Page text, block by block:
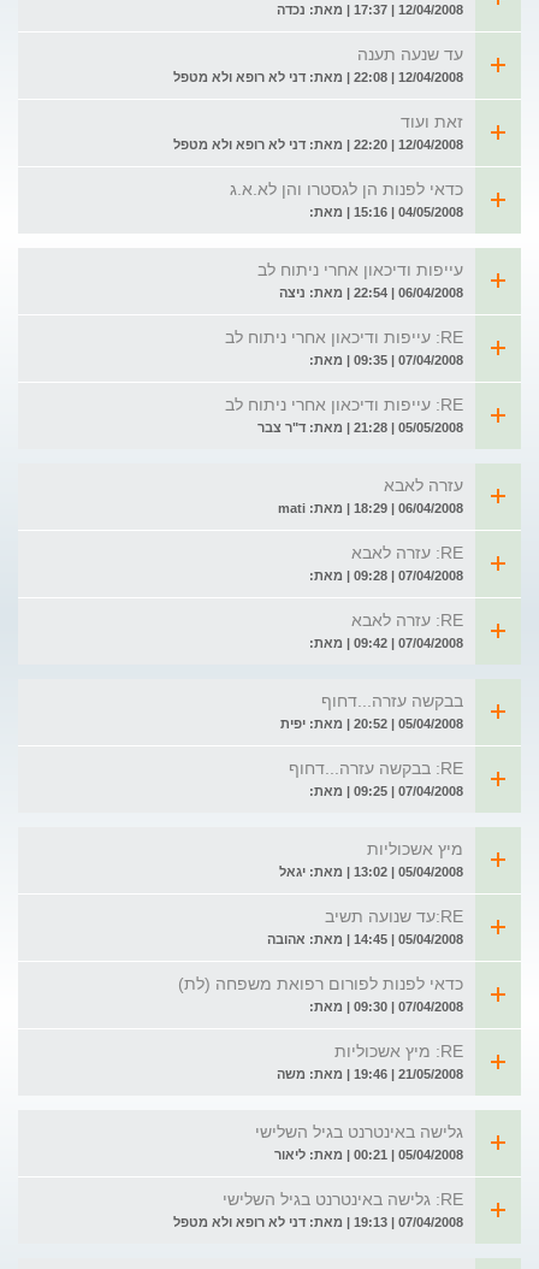
12/04/2008 | 17:37 | מאת: נכדה
עד שנעה תענה
12/04/2008 | 22:08 | מאת: דני לא רופא ולא מטפל
זאת ועוד
12/04/2008 | 22:20 | מאת: דני לא רופא ולא מטפל
כדאי לפנות הן לגסטרו והן לא.א.ג
04/05/2008 | 15:16 | מאת:
עייפות ודיכאון אחרי ניתוח לב
06/04/2008 | 22:54 | מאת: ניצה
RE: עייפות ודיכאון אחרי ניתוח לב
07/04/2008 | 09:35 | מאת:
RE: עייפות ודיכאון אחרי ניתוח לב
05/05/2008 | 21:28 | מאת: ד"ר צבר
עזרה לאבא
06/04/2008 | 18:29 | מאת: mati
RE: עזרה לאבא
07/04/2008 | 09:28 | מאת:
RE: עזרה לאבא
07/04/2008 | 09:42 | מאת:
בבקשה עזרה...דחוף
05/04/2008 | 20:52 | מאת: יפית
RE: בבקשה עזרה...דחוף
07/04/2008 | 09:25 | מאת:
מיץ אשכוליות
05/04/2008 | 13:02 | מאת: יגאל
RE:עד שנועה תשיב
05/04/2008 | 14:45 | מאת: אהובה
כדאי לפנות לפורום רפואת משפחה (לת)
07/04/2008 | 09:30 | מאת:
RE: מיץ אשכוליות
21/05/2008 | 19:46 | מאת: משה
גלישה באינטרנט בגיל השלישי
05/04/2008 | 00:21 | מאת: ליאור
RE: גלישה באינטרנט בגיל השלישי
07/04/2008 | 19:13 | מאת: דני לא רופא ולא מטפל